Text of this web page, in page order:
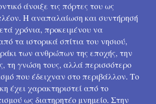
άνοιξε τις πόρτες του ως
Η αναπαλαίωση και συντήρησή
χρόνια, προκειμένου να
τα ιστορικά σπίτια του νησιού,
των ανθρώπων της εποχής, την
τη γνώση τους, αλλά περισσότερο
που έδειχναν στο περιβάλλον. Το
έχει χαρακτηριστεί από το
ως διατηρητέο μνημείο. Στην